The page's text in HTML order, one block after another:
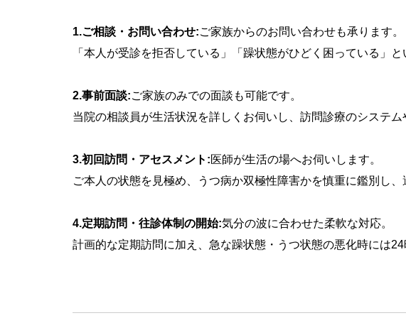
1.ご相談・お問い合わせ:ご家族からのお問い合わせも承ります。
「本人が受診を拒否している」「躁状態がひどく困っている」
2.事前面談:ご家族のみでの面談も可能です。
当院の相談員が生活状況を詳しくお伺いし、訪問診療のシステ
3.初回訪問・アセスメント:医師が生活の場へお伺いします。
ご本人の状態を見極め、うつ病か双極性障害かを慎重に鑑別し、
4.定期訪問・往診体制の開始:気分の波に合わせた柔軟な対応。
計画的な定期訪問に加え、急な躁状態・うつ状態の悪化時には